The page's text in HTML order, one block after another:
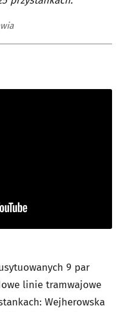
9 par
linie tramwajowe
Wejherowska